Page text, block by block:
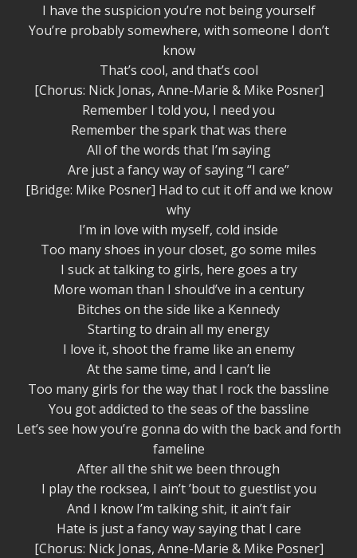
I have the suspicion you’re not being yourself
You’re probably somewhere, with someone I don’t
know
That’s cool, and that’s cool
[Chorus: Nick Jonas, Anne-Marie & Mike Posner]
Remember I told you, I need you
Remember the spark that was there
All of the words that I’m saying
Are just a fancy way of saying “I care”
[Bridge: Mike Posner] Had to cut it off and we know
why
I’m in love with myself, cold inside
Too many shoes in your closet, go some miles
I suck at talking to girls, here goes a try
More woman than I should’ve in a century
Bitches on the side like a Kennedy
Starting to drain all my energy
I love it, shoot the frame like an enemy
At the same time, and I can’t lie
Too many girls for the way that I rock the bassline
You got addicted to the seas of the bassline
Let’s see how you’re gonna do with the back and forth
fameline
After all the shit we been through
I play the rocksea, I ain’t ’bout to guestlist you
And I know I’m talking shit, it ain’t fair
Hate is just a fancy way saying that I care
[Chorus: Nick Jonas, Anne-Marie & Mike Posner]